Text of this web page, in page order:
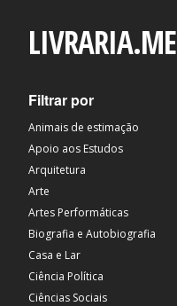
LIVRARIA.ME
Filtrar por
Animais de estimação
Apoio aos Estudos
Arquitetura
Arte
Artes Performáticas
Biografia e Autobiografia
Casa e Lar
Ciência Política
Ciências Sociais